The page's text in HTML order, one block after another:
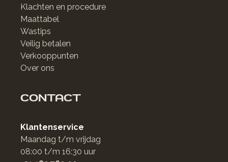
Klachten en procedure
Maattabel
Wastips
Veilig betalen
Verkooppunten
Over ons
CONTACT
Klantenservice
Maandag t/m vrijdag
08:00 t/m 16:30 uur